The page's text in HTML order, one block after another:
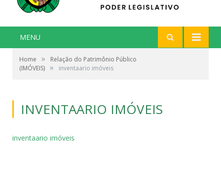
MENU
Home »
Relação do Patrimônio Público
(IMÓVEIS) » inventaario imóveis
INVENTAARIO IMÓVEIS
inventaario imóveis